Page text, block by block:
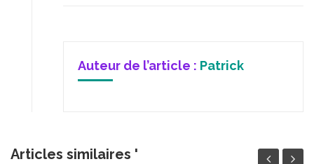
Auteur de l’article : Patrick
Articles similaires '